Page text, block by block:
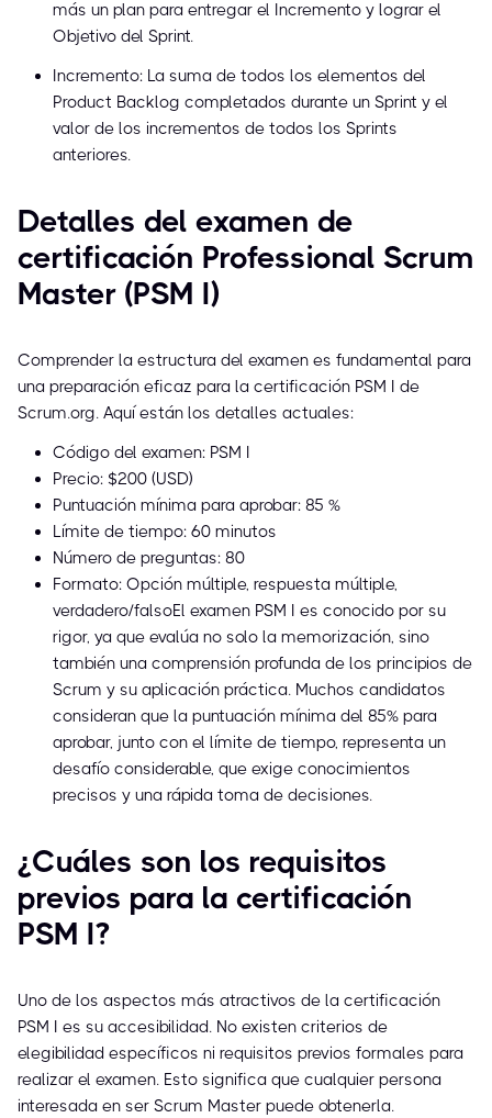
más un plan para entregar el Incremento y lograr el
Objetivo del Sprint.
Incremento: La suma de todos los elementos del
Product Backlog completados durante un Sprint y el
valor de los incrementos de todos los Sprints
anteriores.
Detalles del examen de
certificación Professional Scrum
Master (PSM I)
Comprender la estructura del examen es fundamental para
una preparación eficaz para la certificación PSM I de
Scrum.org. Aquí están los detalles actuales:
Código del examen: PSM I
Precio: $200 (USD)
Puntuación mínima para aprobar: 85 %
Límite de tiempo: 60 minutos
Número de preguntas: 80
Formato: Opción múltiple, respuesta múltiple,
verdadero/falsoEl examen PSM I es conocido por su
rigor, ya que evalúa no solo la memorización, sino
también una comprensión profunda de los principios de
Scrum y su aplicación práctica. Muchos candidatos
consideran que la puntuación mínima del 85% para
aprobar, junto con el límite de tiempo, representa un
desafío considerable, que exige conocimientos
precisos y una rápida toma de decisiones.
¿Cuáles son los requisitos
previos para la certificación
PSM I?
Uno de los aspectos más atractivos de la certificación
PSM I es su accesibilidad. No existen criterios de
elegibilidad específicos ni requisitos previos formales para
realizar el examen. Esto significa que cualquier persona
interesada en ser Scrum Master puede obtenerla.